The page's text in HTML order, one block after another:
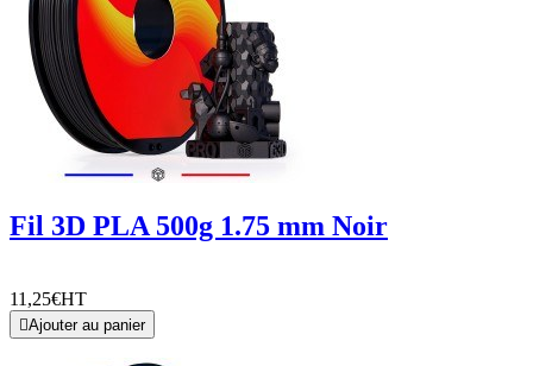
Fil 3D PLA 500g 1.75 mm Noir
11,25€HT
Ajouter au panier